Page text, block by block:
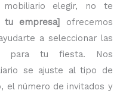
elegir, no te
tu empresa]
ofrecemos
a seleccionar las
para tu fiesta. Nos
se ajuste al tipo de
el número de invitados y